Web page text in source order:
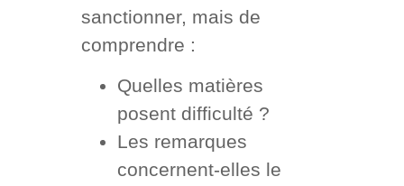
sanctionner, mais de
comprendre :
Quelles matières
posent difficulté ?
Les remarques
concernent-elles le